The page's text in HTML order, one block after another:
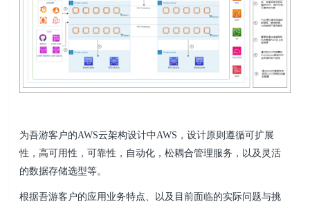
为吾游客户的AWS云架构设计中AWS，设计原则遵循可扩展
性，高可用性，可靠性，自动化，松耦合管理服务，以及灵活
的数据存储选型等。
根据吾游客户的应用业务特点、以及目前面临的实际问题与挑